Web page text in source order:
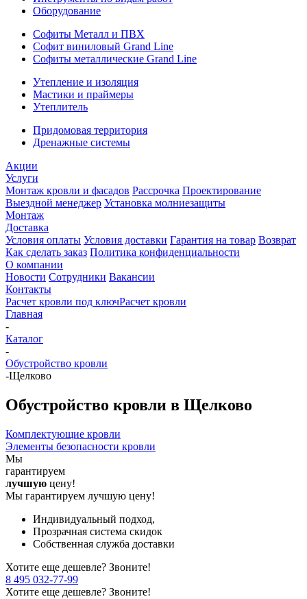
Оборудование
Софиты Металл и ПВХ
Софит виниловый Grand Line
Софиты металлические Grand Line
Утепление и изоляция
Мастики и праймеры
Утеплитель
Придомовая территория
Дренажные системы
Акции
Услуги
Монтаж кровли и фасадов Рассрочка Проектирование
Выездной менеджер Установка молниезащиты
Монтаж
Доставка
Условия оплаты Условия доставки Гарантия на товар Возврат
Как сделать заказ Политика конфиденциальности
О компании
Новости Сотрудники Вакансии
Контакты
Расчет кровли под ключРасчет кровли
Главная
-
Каталог
-
Обустройство кровли
-Щелково
Обустройство кровли в Щелково
Комплектующие кровли
Элементы безопасности кровли
Мы
гарантируем
лучшую цену!
Мы гарантируем лучшую цену!
Индивидуальный подход,
Прозрачная система скидок
Собственная служба доставки
Хотите еще дешевле? Звоните!
8 495 032-77-99
Хотите еще дешевле? Звоните!